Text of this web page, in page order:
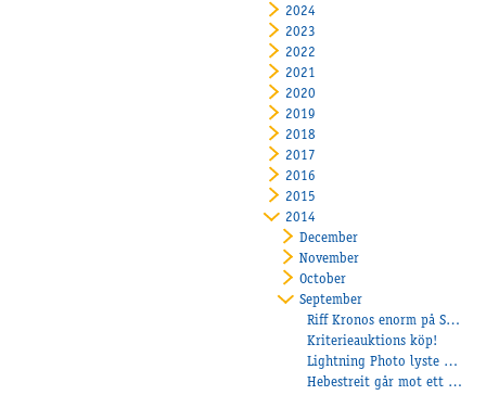
2024
2023
2022
2021
2020
2019
2018
2017
2016
2015
2014
December
November
October
September
Riff Kronos enorm på Solvalla!
Kriterieauktions köp!
Lightning Photo lyste på Mantorp!
Hebestreit går mot ett kanonår!